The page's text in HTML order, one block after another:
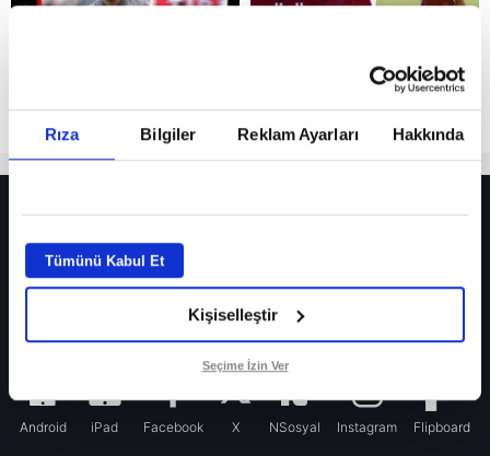
Rıza Bilgiler Reklam Ayarları Hakkında
Tümünü Kabul Et
Kişiselleştir
Seçime İzin Ver
Fenerbahçe’de sürpriz ayrılık ihtimali! Devre arasında gelmişti
Fenerbahçe’nin yeni transferi Mason Greenwood için olay sözler!
Galatasaray’da rota yeniden Thiago Almada!
Android iPad Facebook X NSosyal Instagram Flipboard